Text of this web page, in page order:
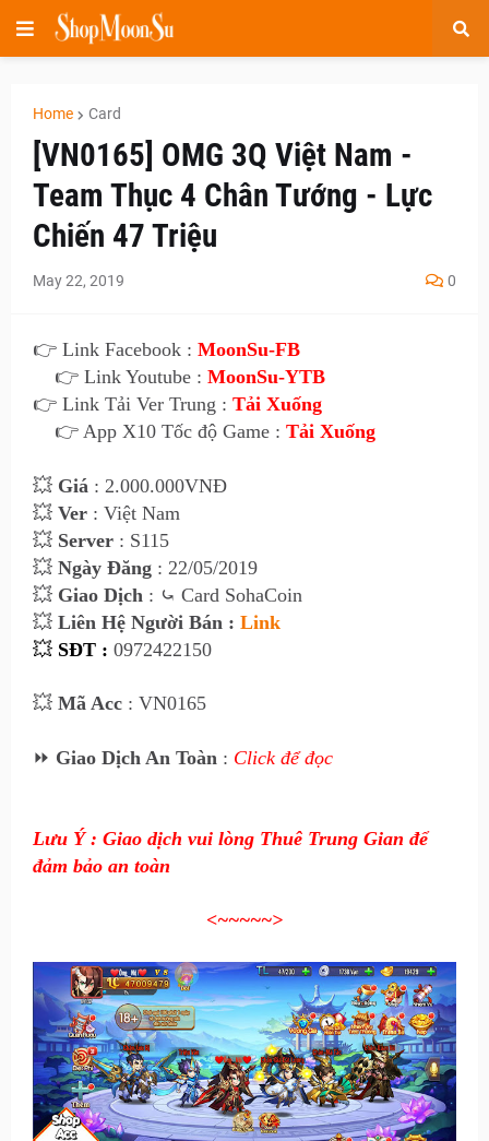
Home Card
[VN0165] OMG 3Q Việt Nam -
Team Thục 4 Chân Tướng - Lực
Chiến 47 Triệu
May 22, 2019 0
👉 Link Facebook : MoonSu-FB
👉 Link Youtube : MoonSu-YTB
👉 Link Tải Ver Trung : Tải Xuống
👉 App X10 Tốc độ Game : Tải Xuống
💥 Giá : 2.000.000VNĐ
💥 Ver : Việt Nam
💥 Server : S115
💥 Ngày Đăng : 22/05/2019
💥 Giao Dịch : ⤿ Card SohaCoin
💥 Liên Hệ Người Bán : Link
💥 SĐT : 0972422150
💥 Mã Acc : VN0165
⏩ Giao Dịch An Toàn : Click để đọc
Lưu Ý : Giao dịch vui lòng Thuê Trung Gian để
đảm bảo an toàn
<~~~~~>